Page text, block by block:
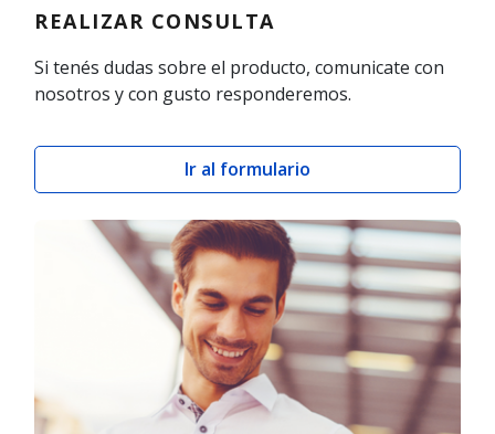
REALIZAR CONSULTA
Si tenés dudas sobre el producto, comunicate con
nosotros y con gusto responderemos.
Ir al formulario